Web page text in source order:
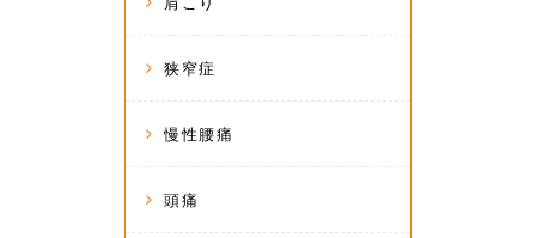
狭窄症
慢性腰痛
頭痛